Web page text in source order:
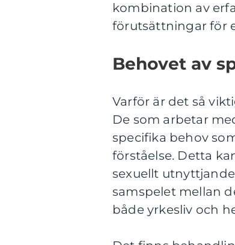
kombination av
förutsättningar för
Behovet av
Varför är det så
De som arbetar
specifika behov
förståelse. Detta
sexuellt
samspelet mellan
både yrkesliv och